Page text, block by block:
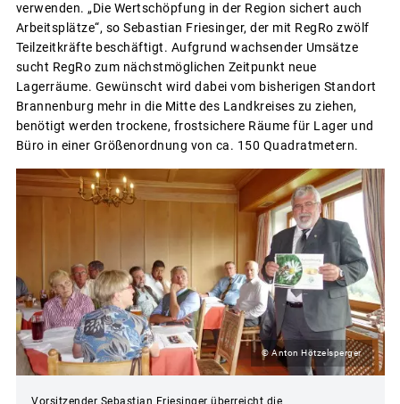
verwenden. „Die Wertschöpfung in der Region sichert auch
Arbeitsplätze“, so Sebastian Friesinger, der mit RegRo zwölf
Teilzeitkräfte beschäftigt. Aufgrund wachsender Umsätze
sucht RegRo zum nächstmöglichen Zeitpunkt neue
Lagerräume. Gewünscht wird dabei vom bisherigen Standort
Brannenburg mehr in die Mitte des Landkreises zu ziehen,
benötigt werden trockene, frostsichere Räume für Lager und
Büro in einer Größenordnung von ca. 150 Quadratmetern.
© Anton Hötzelsperger
Vorsitzender Sebastian Friesinger überreicht die